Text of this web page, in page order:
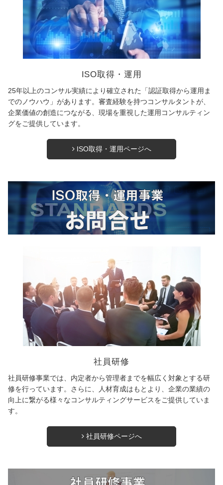
ISO取得・運用
25年以上のコンサル実績により確立された「認証取得から運用ま
でのノウハウ」があります。審査経験を持つコンサルタントが、
企業価値の創造につながる、現場を重視した運用コンサルティン
グをご提供しています。
ISO取得・運用ページへ
社員研修
社員研修事業では、内定者から管理者までを幅広く対象とする研
修を行っています。さらに、人材育成はもとより、企業の業績の
向上に繋がる様々なコンサルティングサービスをご提供していま
す。
社員研修ページへ